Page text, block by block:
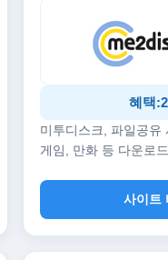
혜택
미투디스크, 파일공유
게임, 만화 등 다운로
사이트